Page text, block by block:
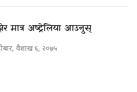
मात्र अष्ट्रेलिया आउनुस्
वैशाख ६, २०७५